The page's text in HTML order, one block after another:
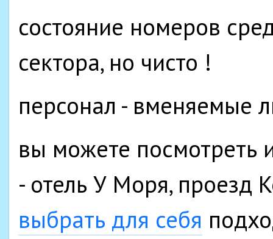
состояние номеров
сектора, но чисто !
персонал - вменяемые
вы можете посмотреть
- отель У Моря, проезд
выбрать для себя